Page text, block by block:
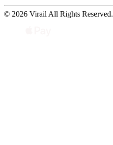
© 2026 Virail All Rights Reserved.